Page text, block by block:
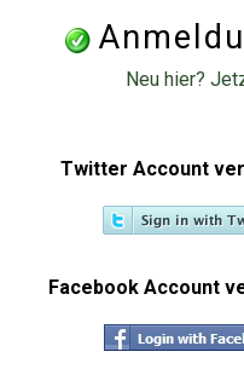
Neu hier?
Twitter Account
Facebook Account